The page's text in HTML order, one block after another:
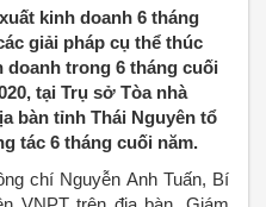
kinh doanh 6 tháng
giải pháp cụ thể thúc
doanh trong 6 tháng cuối
tại Trụ sở Tòa nhà
bàn tỉnh Thái Nguyên tổ
tác 6 tháng cuối năm.
chí Nguyễn Anh Tuấn, Bí